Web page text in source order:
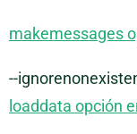
makemessages
--
loaddata opción